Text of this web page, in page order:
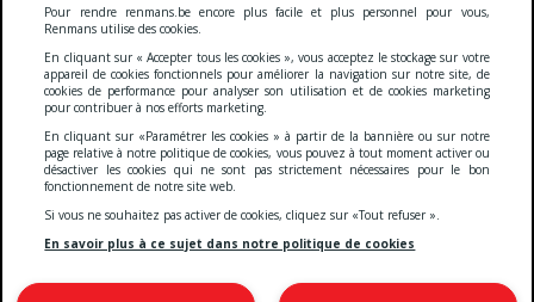
Deklaratioun zur Barrierefräiheet
4 Rue Henri M. Schnadt
2530 Luxembourg
TVA: LU15083165
Pour rendre renmans.be encore plus facile et plus personnel pour vous,
Renmans utilise des cookies.
En cliquant sur « Accepter tous les cookies », vous acceptez le stockage sur votre
appareil de cookies fonctionnels pour améliorer la navigation sur notre site, de
cookies de performance pour analyser son utilisation et de cookies marketing
pour contribuer à nos efforts marketing.
En cliquant sur «Paramétrer les cookies » à partir de la bannière ou sur notre
page relative à notre politique de cookies, vous pouvez à tout moment activer ou
désactiver les cookies qui ne sont pas strictement nécessaires pour le bon
fonctionnement de notre site web.
Si vous ne souhaitez pas activer de cookies, cliquez sur «Tout refuser ».
En savoir plus à ce sujet dans notre politique de cookies